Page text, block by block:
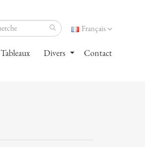
Français
Tableaux Divers Contact